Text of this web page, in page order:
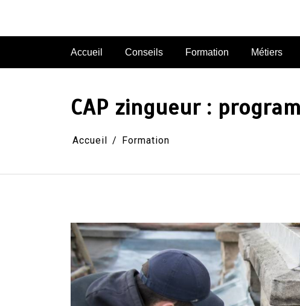
Accueil Conseils Formation Métiers
CAP zingueur :
Accueil Formation